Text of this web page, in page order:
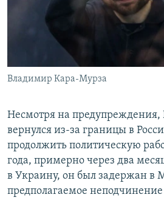
Владимир Кара-Мурза
Несмотря на
вернулся из-за границы в
продолжить политическую
года, примерно через два
в Украину, он был задержан в
предполагаемое